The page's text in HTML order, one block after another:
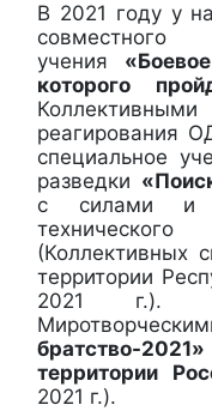
В 2021 году у
совместного
учения
которого
реагирования
специальное
разведки
с силами и
(Коллективных
территории
2021 г.).
братство-
территории
2021 г.).